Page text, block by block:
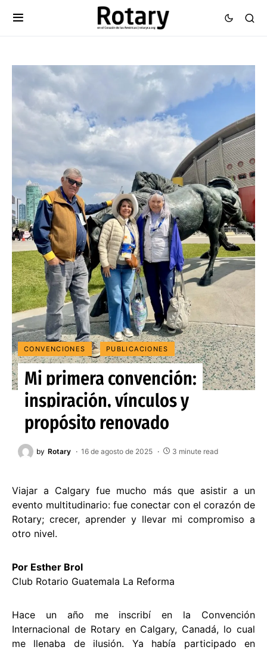
CONVENCIONES PUBLICACIONES
Mi primera convención:
inspiración, vínculos y
propósito renovado
by Rotary 16 de agosto de 2025 3 minute read
Viajar a Calgary fue mucho más que asistir a un
evento multitudinario: fue conectar con el corazón de
Rotary; crecer, aprender y llevar mi compromiso a
otro nivel.
Por Esther Brol
Club Rotario Guatemala La Reforma
Hace un año me inscribí en la Convención
Internacional de Rotary en Calgary, Canadá, lo cual
me llenaba de ilusión. Ya había participado en